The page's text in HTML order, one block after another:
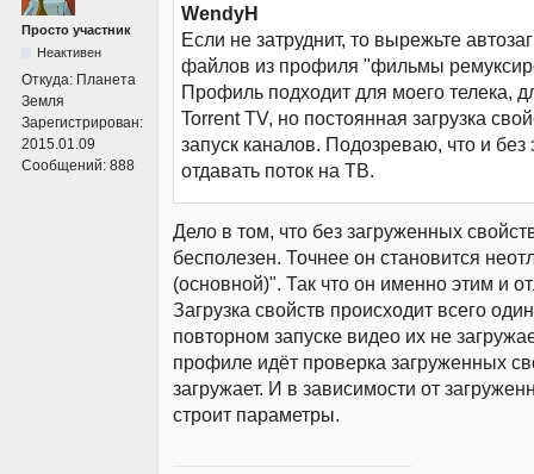
Просто участник
Неактивен
Откуда: Планета
Земля
Зарегистрирован:
2015.01.09
Сообщений: 888
WendyH
Если не затруднит, то вырежьте
файлов из профиля "фильмы
Профиль подходит для моего телека,
Torrent TV, но постоянная загрузка
запуск каналов. Подозреваю, что и без
отдавать поток на ТВ.
Дело в том, что без загруженных
бесполезен. Точнее он становится
(основной)". Так что он именно этим и
Загрузка свойств происходит всего
повторном запуске видео их не
профиле идёт проверка загруженных
загружает. И в зависимости от
строит параметры.